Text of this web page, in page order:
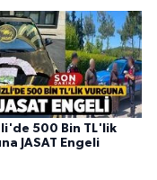
500 Bin TL'lik
JASAT Engeli